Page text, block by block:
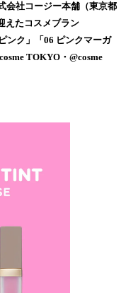
社コージー本舗（東京都
えたコスメブラン
ンク」「06 ピンクマーガ
TOKYO・@cosme